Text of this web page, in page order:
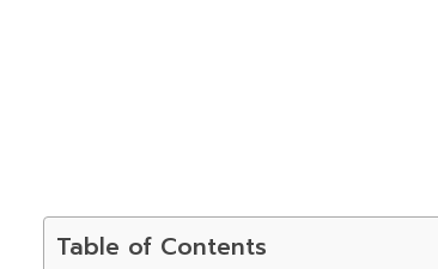
Table of Contents